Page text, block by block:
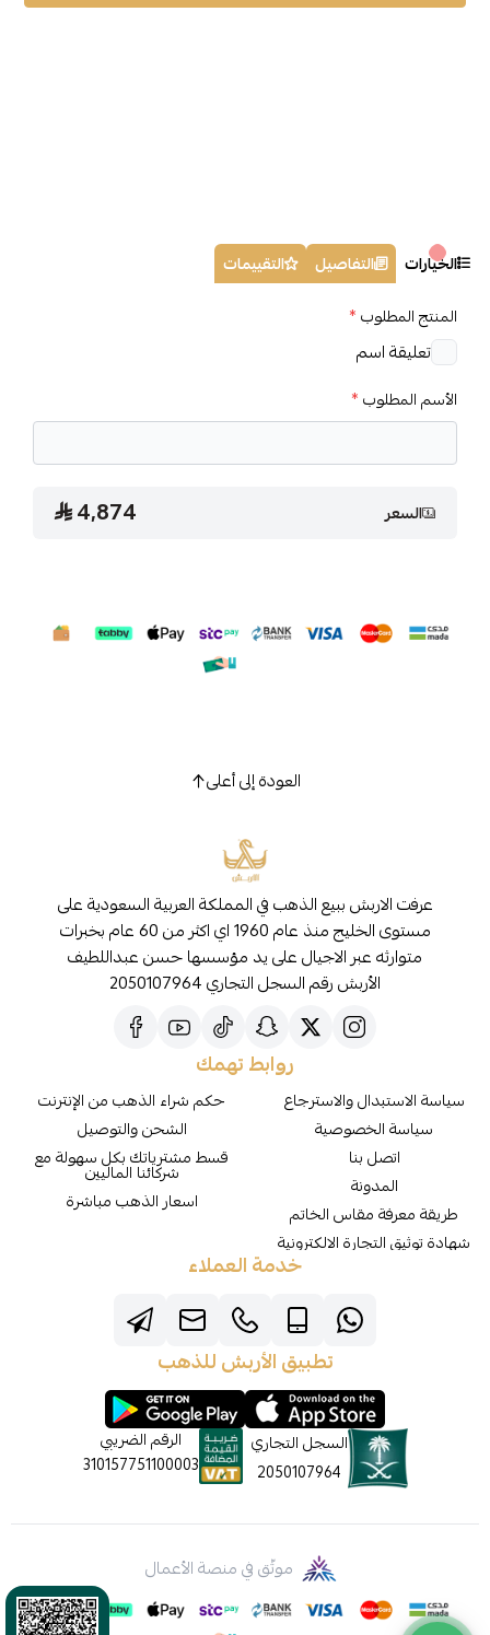
الخيارات التفاصيل
التقييمات
المنتج المطلوب*
تعليقة اسم
الأسم المطلوب*
السعر 4,874
العودة إلى أعلى
عرفت الاربش ببيع الذهب في المملكة العربية السعودية على
مستوى الخليج منذ عام 1960 اي اكثر من 60 عام بخبرات
متوارثه عبر الاجيال على يد مؤسسها حسن عبداللطيف
الأربش رقم السجل التجاري 2050107964
روابط تهمك
سياسة الاستبدال والاسترجاع
سياسة الخصوصية
اتصل بنا
المدونة
طريقة معرفة مقاس الخاتم
شهادة توثيق التجارة الالكترونية
حكم شراء الذهب من الإنترنت
الشحن والتوصيل
قسط مشترياتك بكل سهولة مع
شركائنا الماليين
اسعار الذهب مباشرة
خدمة العملاء
تطبيق الأربش للذهب
السجل التجاري
2050107964
الرقم الضريبي
310157751100003
موثّق في منصة الأعمال